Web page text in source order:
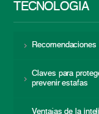
TECNOLOGÍA
Claves para
prevenir estafas
Ventajas de la